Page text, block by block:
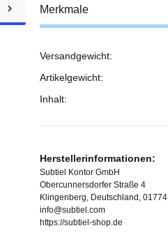
Merkmale
Produkteigenschaft
Wert
Versandgewicht:
Artikelgewicht:
Inhalt:
Herstellerinformationen:
Subtiel Kontor GmbH
Obercunnersdorfer Straße 4
Klingenberg, Deutschland, 01774
info@subtiel.com
https://subtiel-shop.de